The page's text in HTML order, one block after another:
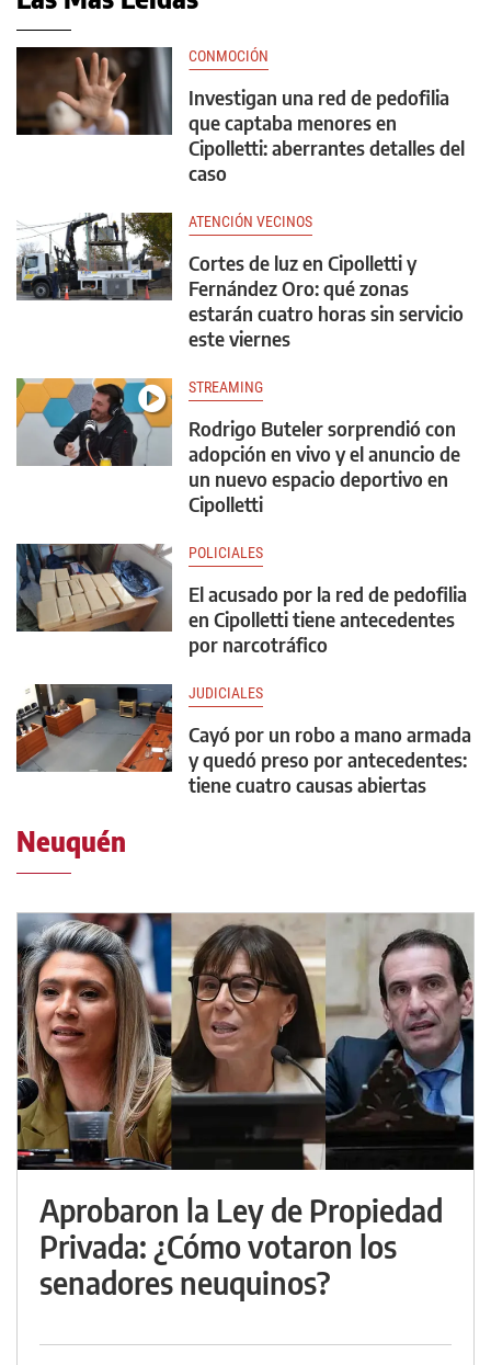
CONMOCIÓN
Investigan una red de pedofilia
que captaba menores en
Cipolletti: aberrantes detalles del
caso
ATENCIÓN VECINOS
Cortes de luz en Cipolletti y
Fernández Oro: qué zonas
estarán cuatro horas sin servicio
este viernes
STREAMING
Rodrigo Buteler sorprendió con
adopción en vivo y el anuncio de
un nuevo espacio deportivo en
Cipolletti
POLICIALES
El acusado por la red de pedofilia
en Cipolletti tiene antecedentes
por narcotráfico
JUDICIALES
Cayó por un robo a mano armada
y quedó preso por antecedentes:
tiene cuatro causas abiertas
Neuquén
Aprobaron la Ley de Propiedad
Privada: ¿Cómo votaron los
senadores neuquinos?